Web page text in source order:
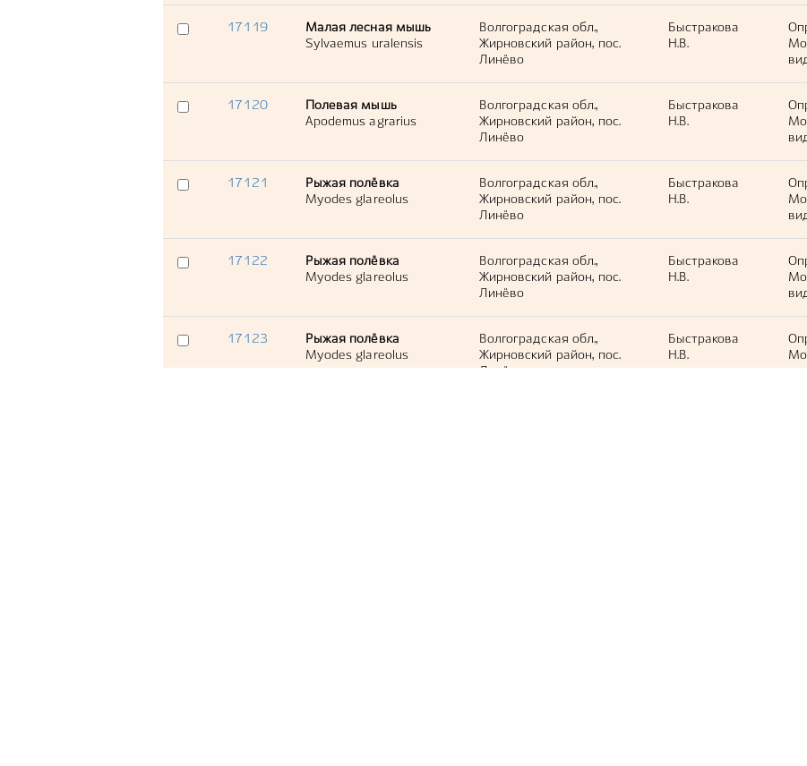
17119
Малая лесная мышь
Sylvaemus uralensis
Волгоградская обл.,
Жирновский район, пос.
Линёво
Быстракова
Н.В.
17120
Полевая мышь
Apodemus agrarius
Волгоградская обл.,
Жирновский район, пос.
Линёво
Быстракова
Н.В.
17121
Рыжая полёвка
Myodes glareolus
Волгоградская обл.,
Жирновский район, пос.
Линёво
Быстракова
Н.В.
17122
Рыжая полёвка
Myodes glareolus
Волгоградская обл.,
Жирновский район, пос.
Линёво
Быстракова
Н.В.
17123
Рыжая полёвка
Myodes glareolus
Волгоградская обл.,
Жирновский район, пос.
Линёво
Быстракова
Н.В.